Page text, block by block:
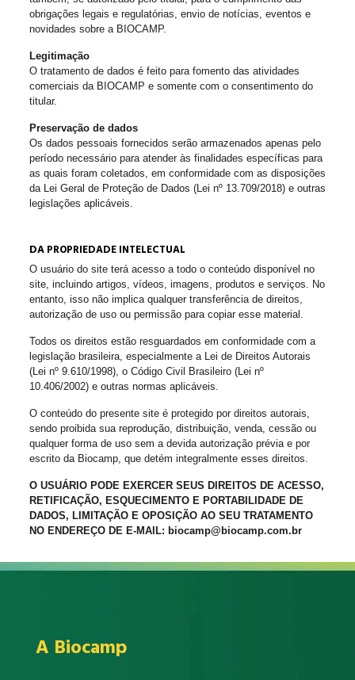
obrigações legais e regulatórias, envio de notícias, eventos e
novidades sobre a BIOCAMP.
Legitimação
O tratamento de dados é feito para fomento das atividades
comerciais da BIOCAMP e somente com o consentimento do
titular.
Preservação de dados
Os dados pessoais fornecidos serão armazenados apenas pelo
período necessário para atender às finalidades específicas para
as quais foram coletados, em conformidade com as disposições
da Lei Geral de Proteção de Dados (Lei nº 13.709/2018) e outras
legislações aplicáveis.
DA PROPRIEDADE INTELECTUAL
O usuário do site terá acesso a todo o conteúdo disponível no
site, incluindo artigos, vídeos, imagens, produtos e serviços. No
entanto, isso não implica qualquer transferência de direitos,
autorização de uso ou permissão para copiar esse material.
Todos os direitos estão resguardados em conformidade com a
legislação brasileira, especialmente a Lei de Direitos Autorais
(Lei nº 9.610/1998), o Código Civil Brasileiro (Lei nº
10.406/2002) e outras normas aplicáveis.
O conteúdo do presente site é protegido por direitos autorais,
sendo proibida sua reprodução, distribuição, venda, cessão ou
qualquer forma de uso sem a devida autorização prévia e por
escrito da Biocamp, que detém integralmente esses direitos.
O USUÁRIO PODE EXERCER SEUS DIREITOS DE ACESSO,
RETIFICAÇÃO, ESQUECIMENTO E PORTABILIDADE DE
DADOS, LIMITAÇÃO E OPOSIÇÃO AO SEU TRATAMENTO
NO ENDEREÇO DE E-MAIL: biocamp@biocamp.com.br
A Biocamp